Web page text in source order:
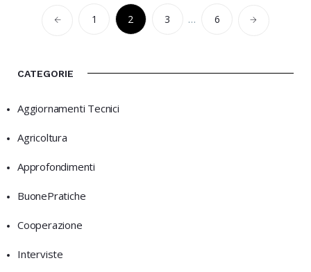
1 2 3 … 6
CATEGORIE
Aggiornamenti Tecnici
Agricoltura
Approfondimenti
BuonePratiche
Cooperazione
Interviste